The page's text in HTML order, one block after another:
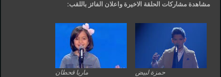
مشاهدة مشاركات الحلقة الاخيرة واعلان الفائز باللقب:
حمزة لبيض ماريا قحطان